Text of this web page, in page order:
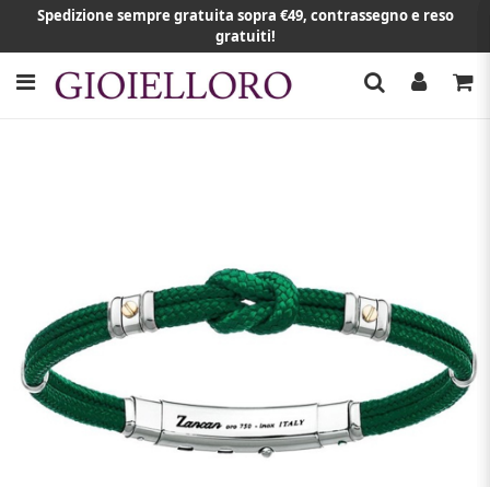
Spedizione sempre gratuita sopra €49, contrassegno e reso
gratuiti!